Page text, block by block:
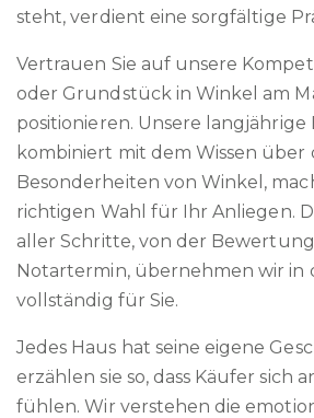
steht, verdient eine sorgfältige
Vertrauen Sie auf unsere
oder Grundstück in Winkel am
positionieren. Unsere
kombiniert mit dem Wissen über
Besonderheiten von Winkel,
richtigen Wahl für Ihr Anliegen.
aller Schritte, von der
Notartermin, übernehmen wir in
vollständig für Sie.
Jedes Haus hat seine eigene
erzählen sie so, dass Käufer sich
fühlen. Wir verstehen die